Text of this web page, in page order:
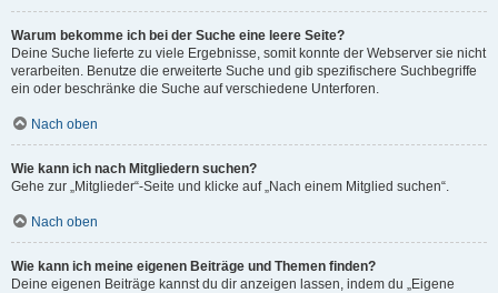
Warum bekomme ich bei der Suche eine leere Seite?
Deine Suche lieferte zu viele Ergebnisse, somit konnte der Webserver sie nicht
verarbeiten. Benutze die erweiterte Suche und gib spezifischere Suchbegriffe
ein oder beschränke die Suche auf verschiedene Unterforen.
Nach oben
Wie kann ich nach Mitgliedern suchen?
Gehe zur „Mitglieder“-Seite und klicke auf „Nach einem Mitglied suchen“.
Nach oben
Wie kann ich meine eigenen Beiträge und Themen finden?
Deine eigenen Beiträge kannst du dir anzeigen lassen, indem du „Eigene